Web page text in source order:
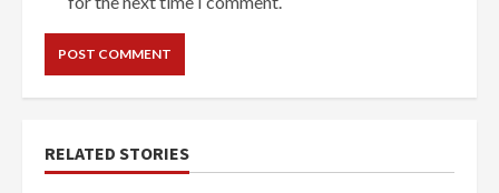
RELATED STORIES